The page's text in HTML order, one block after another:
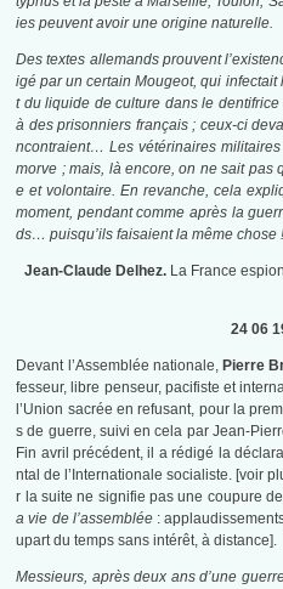
ies peuvent avoir une origine naturelle.
Des textes allemands prouvent
igé par un certain Mougeot, qui
t du liquide de culture dans le
à des prisonniers français ; ceux-ci
ncontraient… Les vétérinaires
morve ; mais, là encore, on ne sait
e et volontaire. En revanche, cela
moment, pendant comme après la
ds… puisqu’ils faisaient la même chose
Jean-Claude Delhez. La France
24 06
Devant l’Assemblée nationale, Pierre
fesseur, libre penseur, pacifiste et
l’Union sacrée en refusant, pour la
s de guerre, suivi en cela par Jean-
Fin avril précédent, il a rédigé la
ntal de l’Internationale socialiste. [voir
r la suite ne signifie pas une coupure
a vie de l’assemblée:
upart du temps sans intérêt, à distance].
Messieurs, après deux ans d’une